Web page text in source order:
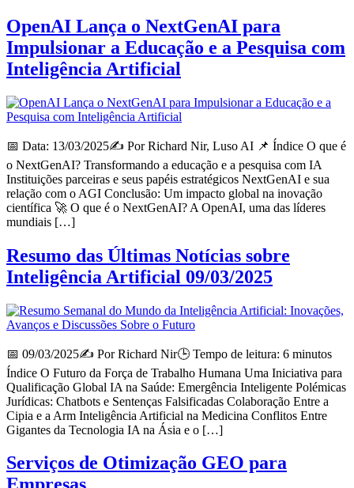
OpenAI Lança o NextGenAI para
Impulsionar a Educação e a Pesquisa com
Inteligência Artificial
📅 Data: 13/03/2025✍ Por Richard Nir, Luso AI 📌 Índice O que é
o NextGenAI? Transformando a educação e a pesquisa com IA
Instituições parceiras e seus papéis estratégicos NextGenAI e sua
relação com o AGI Conclusão: Um impacto global na inovação
científica 🚀 O que é o NextGenAI? A OpenAI, uma das líderes
mundiais […]
Resumo das Últimas Notícias sobre
Inteligência Artificial 09/03/2025
📅 09/03/2025✍️ Por Richard Nir🕒 Tempo de leitura: 6 minutos
Índice O Futuro da Força de Trabalho Humana Uma Iniciativa para
Qualificação Global IA na Saúde: Emergência Inteligente Polémicas
Jurídicas: Chatbots e Sentenças Falsificadas Colaboração Entre a
Cipia e a Arm Inteligência Artificial na Medicina Conflitos Entre
Gigantes da Tecnologia IA na Ásia e o […]
Serviços de Otimização GEO para